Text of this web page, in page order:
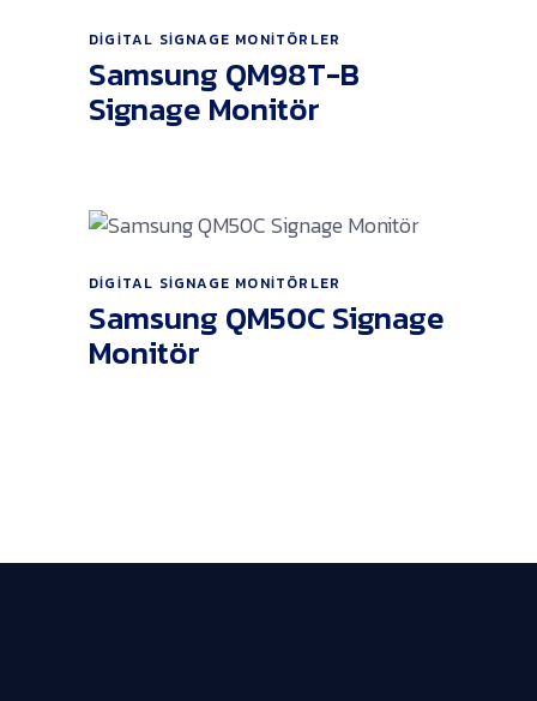
DIGITAL SIGNAGE MONITÖRLER
Samsung QM98T-B
Signage Monitör
DIGITAL SIGNAGE MONITÖRLER
Samsung QM50C Signage
Monitör